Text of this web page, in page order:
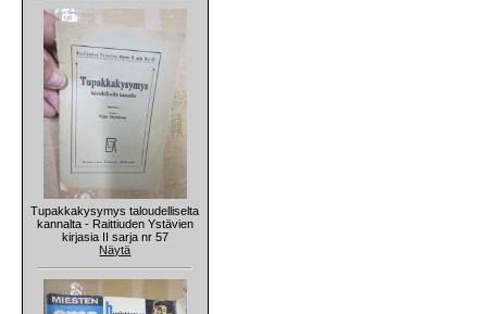
Tupakkakysymys taloudelliselta
kannalta - Raittiuden Ystävien
kirjasia II sarja nr 57
Näytä